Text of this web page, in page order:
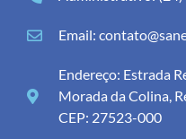
Email:
Endereço: Estrada
Morada da Colina,
CEP: 27523-000